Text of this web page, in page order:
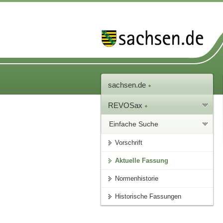
sachsen.de
REVOSax
Einfache Suche
Vorschrift
Aktuelle Fassung
Normenhistorie
Historische Fassungen